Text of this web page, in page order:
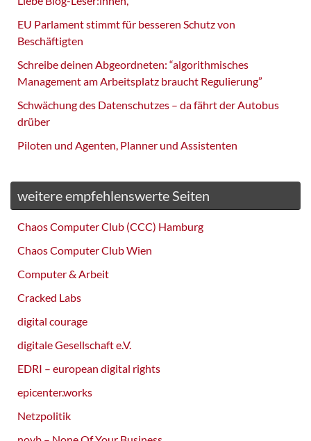
EU Parlament stimmt für besseren Schutz von
Beschäftigten
Schreibe deinen Abgeordneten: “algorithmisches
Management am Arbeitsplatz braucht Regulierung”
Schwächung des Datenschutzes – da fährt der Autobus
drüber
Piloten und Agenten, Planner und Assistenten
weitere empfehlenswerte Seiten
Chaos Computer Club (CCC) Hamburg
Chaos Computer Club Wien
Computer & Arbeit
Cracked Labs
digital courage
digitale Gesellschaft e.V.
EDRI – european digital rights
epicenter.works
Netzpolitik